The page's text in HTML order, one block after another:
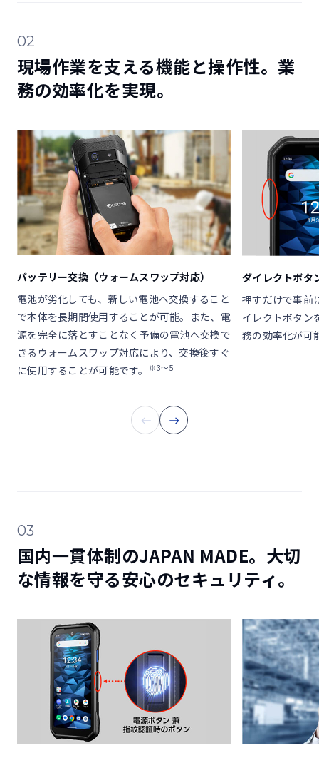
02
現場作業を支える機能と操作性。業
務の効率化を実現。
バッテリー交換（ウォームスワップ対応）
電池が劣化しても、新しい電池へ交換すること
で本体を長期間使用することが可能。また、電
源を完全に落とすことなく予備の電池へ交換で
きるウォームスワップ対応により、交換後すぐ
に使用することが可能です。
※3～5
ダイレクトボタ
押すだけで事前
イレクトボタン
務の効率化が可
03
国内一貫体制のJAPAN MADE。大切
な情報を守る安心のセキュリティ。